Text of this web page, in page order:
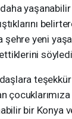
şehre yeni
bir Konya